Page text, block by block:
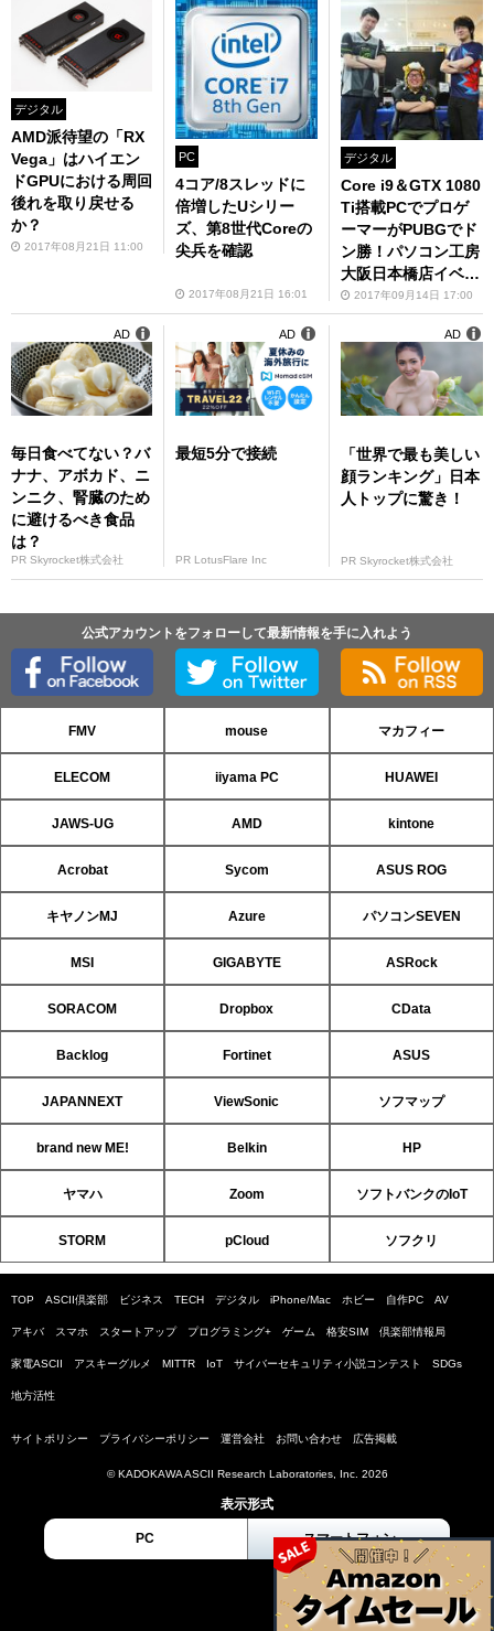
デジタル
AMD派待望の「RX
Vega」はハイエン
ドGPUにおける周回
後れを取り戻せる
か？
2017年08月21日 11:00
PC
4コア/8スレッドに
倍増したUシリー
ズ、第8世代Coreの
尖兵を確認
2017年08月21日 16:01
デジタル
Core i9＆GTX 1080
Ti搭載PCでプロゲ
ーマーがPUBGでド
ン勝！パソコン工房
大阪日本橋店イベン
トレポ
2017年09月14日 17:00
毎日食べてない？バ
ナナ、アボカド、ニ
ンニク、腎臓のため
に避けるべき食品
は？
PR Skyrocket株式会社
AD
最短5分で接続
PR LotusFlare Inc
AD
「世界で最も美しい
顔ランキング」日本
人トップに驚き！
PR Skyrocket株式会社
AD
公式アカウントをフォローして最新情報を手に入れよう
FMV mouse マカフィー
ELECOM iiyama PC HUAWEI
JAWS-UG AMD kintone
Acrobat Sycom ASUS ROG
キヤノンMJ Azure パソコンSEVEN
MSI GIGABYTE ASRock
SORACOM Dropbox CData
Backlog Fortinet ASUS
JAPANNEXT ViewSonic ソフマップ
brand new ME! Belkin HP
ヤマハ Zoom ソフトバンクのIoT
STORM pCloud ソフクリ
TOP ASCII倶楽部 ビジネス TECH デジタル iPhone/Mac ホビー 自作PC AV
アキバ スマホ スタートアップ プログラミング+ ゲーム 格安SIM 倶楽部情報局
家電ASCII アスキーグルメ MITTR IoT サイバーセキュリティ小説コンテスト SDGs
地方活性
サイトポリシー プライバシーポリシー 運営会社 お問い合わせ 広告掲載
© KADOKAWA ASCII Research Laboratories, Inc. 2026
表示形式
PC スマートフォン